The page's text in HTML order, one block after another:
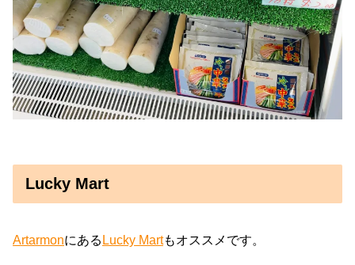
Lucky Mart
Artarmonにある Lucky Martもオススメです。